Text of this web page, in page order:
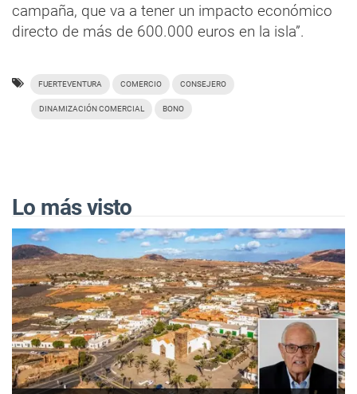
campaña, que va a tener un impacto económico
directo de más de 600.000 euros en la isla”.
FUERTEVENTURA COMERCIO CONSEJERO
DINAMIZACIÓN COMERCIAL BONO
Lo más visto